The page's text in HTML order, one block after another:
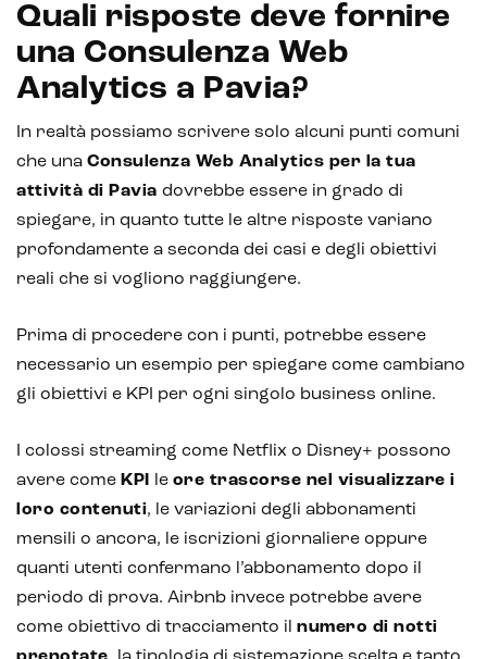
Quali risposte deve fornire
una Consulenza Web
Analytics a Pavia?
In realtà possiamo scrivere solo alcuni punti comuni
che una Consulenza Web Analytics per la tua
attività di Pavia dovrebbe essere in grado di
spiegare, in quanto tutte le altre risposte variano
profondamente a seconda dei casi e degli obiettivi
reali che si vogliono raggiungere.
Prima di procedere con i punti, potrebbe essere
necessario un esempio per spiegare come cambiano
gli obiettivi e KPI per ogni singolo business online.
I colossi streaming come Netflix o Disney+ possono
avere come KPI le ore trascorse nel visualizzare i
loro contenuti, le variazioni degli abbonamenti
mensili o ancora, le iscrizioni giornaliere oppure
quanti utenti confermano l’abbonamento dopo il
periodo di prova. Airbnb invece potrebbe avere
come obiettivo di tracciamento il numero di notti